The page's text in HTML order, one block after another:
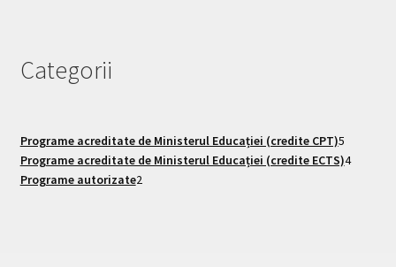
Categorii
Programe acreditate de Ministerul Educației (credite CPT)5
Programe acreditate de Ministerul Educației (credite ECTS)4
Programe autorizate2